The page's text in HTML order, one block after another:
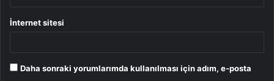
İnternet sitesi
Daha sonraki yorumlarımda kullanılması için adım, e-posta